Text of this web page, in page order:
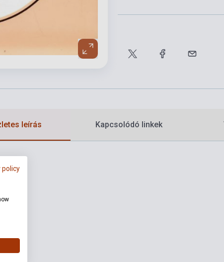
leírás Kapcsolódó linkek
policy